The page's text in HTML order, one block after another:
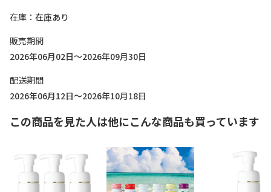
在庫
在庫あり
販売期間
2026年06月02日～2026年09月30日
配送期間
2026年06月12日～2026年10月18日
この商品を見た人は他にこんな商品も買っています